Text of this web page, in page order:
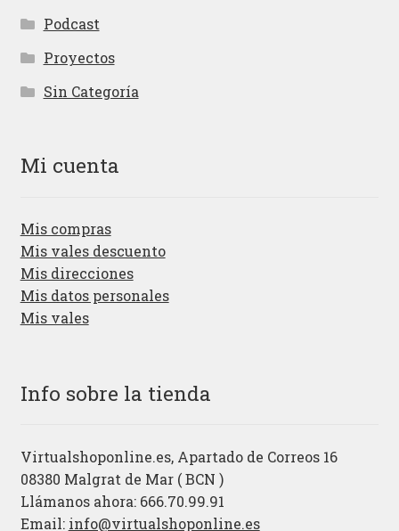
Podcast
Proyectos
Sin Categoría
Mi cuenta
Mis compras
Mis vales descuento
Mis direcciones
Mis datos personales
Mis vales
Info sobre la tienda
Virtualshoponline.es, Apartado de Correos 16
08380 Malgrat de Mar ( BCN )
Llámanos ahora: 666.70.99.91
Email: info@virtualshoponline.es